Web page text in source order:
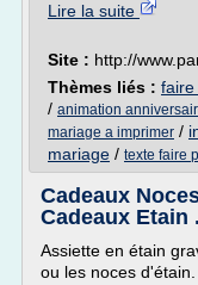
Lire la suite
Site : http://
Thèmes liés : faire
/ animation
mariage a imprimer /
mariage / texte faire
Cadeaux
Cadeaux Etain
Assiette en étain
ou les noces d'étain.